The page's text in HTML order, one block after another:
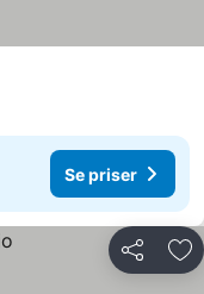
Se priser
Del